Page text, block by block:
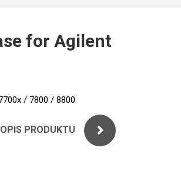
for Agilent
/ 7800 / 8800
PRODUKTU